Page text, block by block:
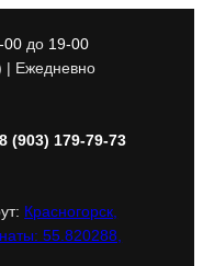
00до 19-00
| Ежедневно
8 (903) 179-79-73
Красногорск,
55.820288,